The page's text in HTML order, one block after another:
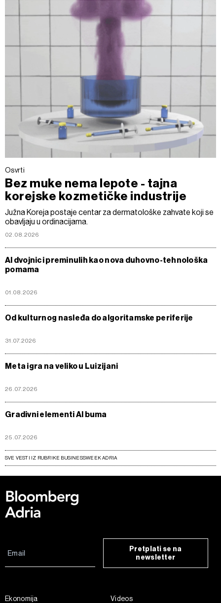
Osvrti
Bez muke nema lepote - tajna
korejske kozmetičke industrije
Južna Koreja postaje centar za dermatološke zahvate koji se
obavljaju u ordinacijama.
02.08.2026
AI dvojnici preminulih kao nova duhovno-tehnološka
pomama
01.08.2026
Od kulturnog nasleđa do algoritamske periferije
31.07.2026
Meta igra na veliko u Luizijani
26.07.2026
Gradivni elementi AI buma
25.07.2026
SVE VESTI IZ RUBRIKE BUSINESSWEEK ADRIA
Pretplati se na
newsletter
Ekonomija
Videos